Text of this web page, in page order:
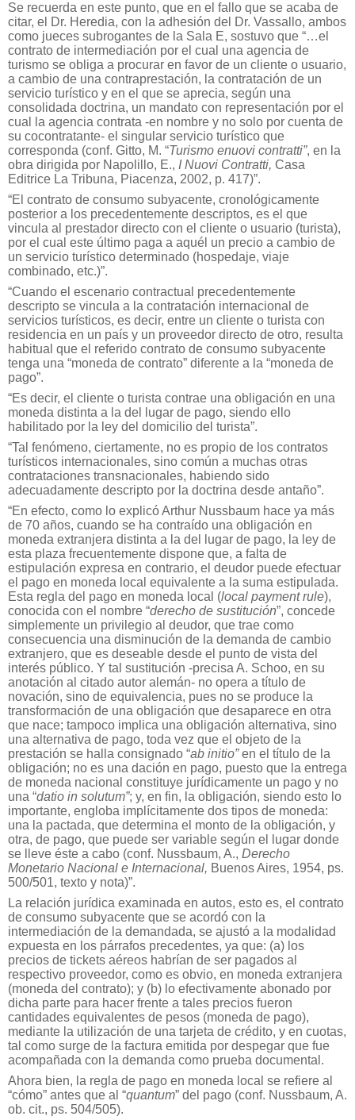
Se recuerda en este punto, que en el fallo que se acaba de
citar, el Dr. Heredia, con la adhesión del Dr. Vassallo, ambos
como jueces subrogantes de la Sala E, sostuvo que “…el
contrato de intermediación por el cual una agencia de
turismo se obliga a procurar en favor de un cliente o usuario,
a cambio de una contraprestación, la contratación de un
servicio turístico y en el que se aprecia, según una
consolidada doctrina, un mandato con representación por el
cual la agencia contrata -en nombre y no solo por cuenta de
su cocontratante- el singular servicio turístico que
corresponda (conf. Gitto, M. “Turismo enuovi contratti”, en la
obra dirigida por Napolillo, E., I Nuovi Contratti, Casa
Editrice La Tribuna, Piacenza, 2002, p. 417)”.
“El contrato de consumo subyacente, cronológicamente
posterior a los precedentemente descriptos, es el que
vincula al prestador directo con el cliente o usuario (turista),
por el cual este último paga a aquél un precio a cambio de
un servicio turístico determinado (hospedaje, viaje
combinado, etc.)”.
“Cuando el escenario contractual precedentemente
descripto se vincula a la contratación internacional de
servicios turísticos, es decir, entre un cliente o turista con
residencia en un país y un proveedor directo de otro, resulta
habitual que el referido contrato de consumo subyacente
tenga una “moneda de contrato” diferente a la “moneda de
pago”.
“Es decir, el cliente o turista contrae una obligación en una
moneda distinta a la del lugar de pago, siendo ello
habilitado por la ley del domicilio del turista”.
“Tal fenómeno, ciertamente, no es propio de los contratos
turísticos internacionales, sino común a muchas otras
contrataciones transnacionales, habiendo sido
adecuadamente descripto por la doctrina desde antaño”.
“En efecto, como lo explicó Arthur Nussbaum hace ya más
de 70 años, cuando se ha contraído una obligación en
moneda extranjera distinta a la del lugar de pago, la ley de
esta plaza frecuentemente dispone que, a falta de
estipulación expresa en contrario, el deudor puede efectuar
el pago en moneda local equivalente a la suma estipulada.
Esta regla del pago en moneda local (local payment rule),
conocida con el nombre “derecho de sustitución”, concede
simplemente un privilegio al deudor, que trae como
consecuencia una disminución de la demanda de cambio
extranjero, que es deseable desde el punto de vista del
interés público. Y tal sustitución -precisa A. Schoo, en su
anotación al citado autor alemán- no opera a título de
novación, sino de equivalencia, pues no se produce la
transformación de una obligación que desaparece en otra
que nace; tampoco implica una obligación alternativa, sino
una alternativa de pago, toda vez que el objeto de la
prestación se halla consignado “ab initio”en el título de la
obligación; no es una dación en pago, puesto que la entrega
de moneda nacional constituye jurídicamente un pago y no
una “datio in solutum”; y, en fin, la obligación, siendo esto lo
importante, engloba implícitamente dos tipos de moneda:
una la pactada, que determina el monto de la obligación, y
otra, de pago, que puede ser variable según el lugar donde
se lleve éste a cabo (conf. Nussbaum, A., Derecho
Monetario Nacional e Internacional, Buenos Aires, 1954, ps.
500/501, texto y nota)”.
La relación jurídica examinada en autos, esto es, el contrato
de consumo subyacente que se acordó con la
intermediación de la demandada, se ajustó a la modalidad
expuesta en los párrafos precedentes, ya que: (a) los
precios de tickets aéreos habrían de ser pagados al
respectivo proveedor, como es obvio, en moneda extranjera
(moneda del contrato); y (b) lo efectivamente abonado por
dicha parte para hacer frente a tales precios fueron
cantidades equivalentes de pesos (moneda de pago),
mediante la utilización de una tarjeta de crédito, y en cuotas,
tal como surge de la factura emitida por despegar que fue
acompañada con la demanda como prueba documental.
Ahora bien, la regla de pago en moneda local se refiere al
“cómo” antes que al “quantum” del pago (conf. Nussbaum, A.
ob. cit., ps. 504/505).